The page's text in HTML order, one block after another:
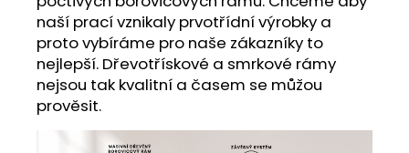
naší prací vznikaly prvotřídní výrobky a
proto vybíráme pro naše zákazníky to
nejlepší. Dřevotřískové a smrkové rámy
nejsou tak kvalitní a časem se můžou
prověsit.